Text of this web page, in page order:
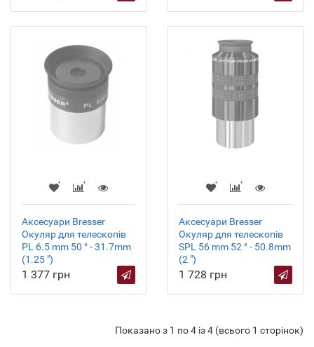
Аксесуари Bresser
Окуляр для телескопів
PL 6.5 mm 50 ° - 31.7mm
(1.25 ")
1 377 грн
Аксесуари Bresser
Окуляр для телескопів
SPL 56 mm 52 ° - 50.8mm
(2 ")
1 728 грн
Показано з 1 по 4 із 4 (всього 1 сторінок)